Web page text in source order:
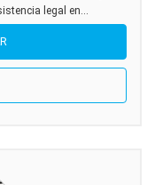
legal en...